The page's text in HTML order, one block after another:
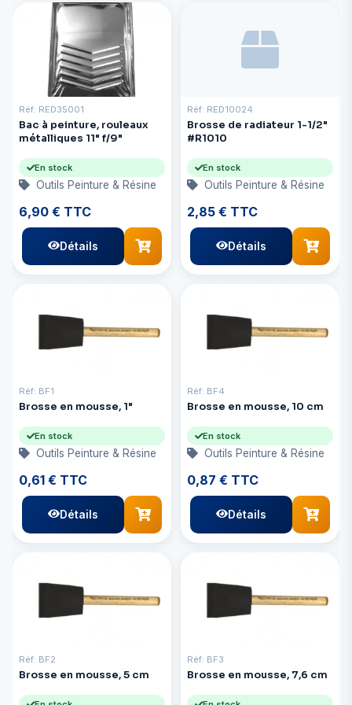
Réf: RED35001
Bac à peinture, rouleaux
métalliques 11" f/9"
En stock
Outils Peinture & Résine
6,90 € TTC
Détails
Réf: RED10024
Brosse de radiateur 1-1/2"
#R1010
En stock
Outils Peinture & Résine
2,85 € TTC
Détails
Réf: BF1
Brosse en mousse, 1"
En stock
Outils Peinture & Résine
0,61 € TTC
Détails
Réf: BF4
Brosse en mousse, 10 cm
En stock
Outils Peinture & Résine
0,87 € TTC
Détails
Réf: BF2
Brosse en mousse, 5 cm
Réf: BF3
Brosse en mousse, 7,6 cm